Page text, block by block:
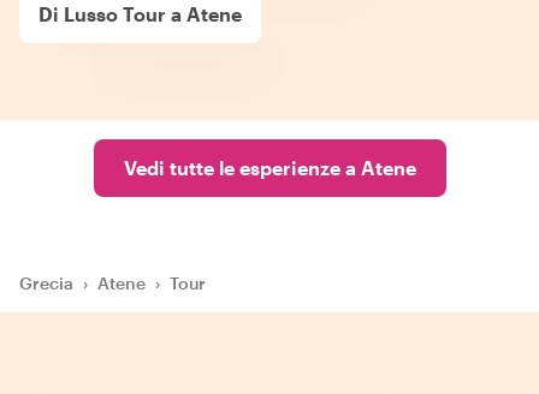
Di Lusso Tour a Atene
Vedi tutte le esperienze a Atene
Grecia › Atene › Tour